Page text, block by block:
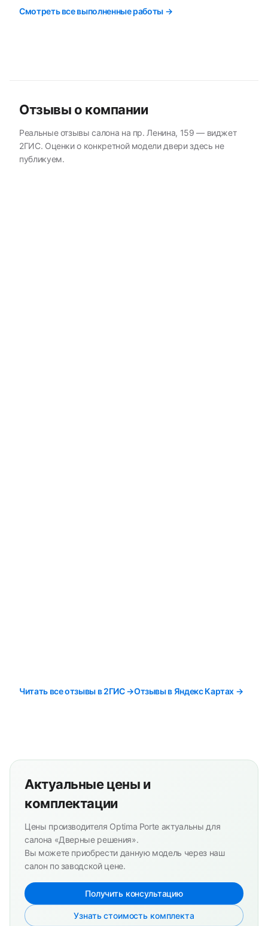
Смотреть все выполненные работы →
Отзывы о компании
Реальные отзывы салона на пр. Ленина, 159 — виджет
2ГИС. Оценки о конкретной модели двери здесь не
публикуем.
Читать все отзывы в 2ГИС →Отзывы в Яндекс Картах →
Актуальные цены и
комплектации
Цены производителя Optima Porte актуальны для
салона «Дверные решения».
Вы можете приобрести данную модель через наш
салон по заводской цене.
Получить консультацию
Узнать стоимость комплекта